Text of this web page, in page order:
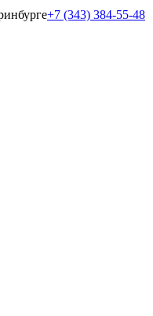
+7 (343) 384-55-48